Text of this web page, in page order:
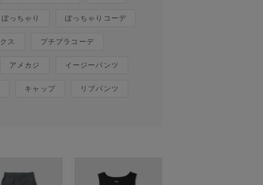
ぽっちゃり ぽっちゃりコーデ
ス プチプラコーデ
アメカジ イージーパンツ
キャップ リブパンツ